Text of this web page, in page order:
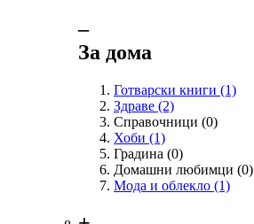
‒
За дома
Готварски книги (1)
Здраве (2)
Справочници (0)
Хоби (1)
Градина (0)
Домашни любимци (0)
Мода и облекло (1)